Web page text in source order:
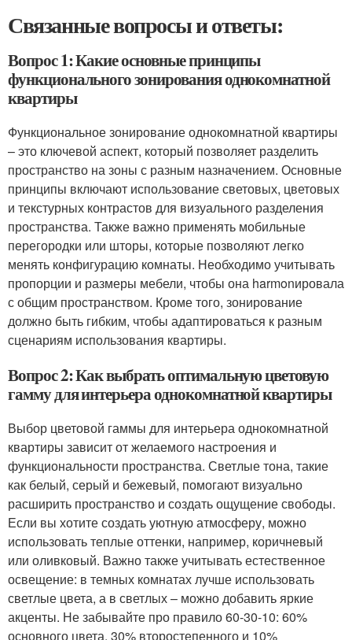
Связанные вопросы и ответы:
Вопрос 1: Какие основные принципы
функционального зонирования однокомнатной
квартиры
Функциональное зонирование однокомнатной квартиры
– это ключевой аспект, который позволяет разделить
пространство на зоны с разным назначением. Основные
принципы включают использование световых, цветовых
и текстурных контрастов для визуального разделения
пространства. Также важно применять мобильные
перегородки или шторы, которые позволяют легко
менять конфигурацию комнаты. Необходимо учитывать
пропорции и размеры мебели, чтобы она harmonировала
с общим пространством. Кроме того, зонирование
должно быть гибким, чтобы адаптироваться к разным
сценариям использования квартиры.
Вопрос 2: Как выбрать оптимальную цветовую
гамму для интерьера однокомнатной квартиры
Выбор цветовой гаммы для интерьера однокомнатной
квартиры зависит от желаемого настроения и
функциональности пространства. Светлые тона, такие
как белый, серый и бежевый, помогают визуально
расширить пространство и создать ощущение свободы.
Если вы хотите создать уютную атмосферу, можно
использовать теплые оттенки, например, коричневый
или оливковый. Важно также учитывать естественное
освещение: в темных комнатах лучше использовать
светлые цвета, а в светлых – можно добавить яркие
акценты. Не забывайте про правило 60-30-10: 60%
основного цвета, 30% второстепенного и 10%